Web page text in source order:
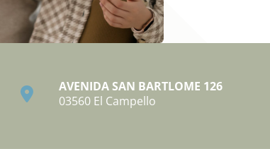
AVENIDA SAN BARTLOME 126
03560 El Campello